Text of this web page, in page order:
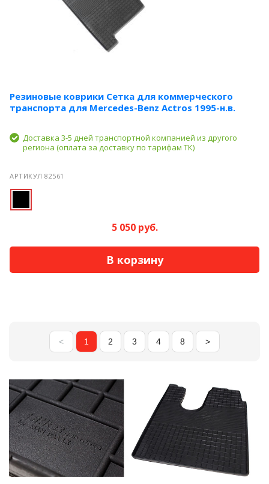
Резиновые коврики Сетка для коммерческого
транспорта для Mercedes-Benz Actros 1995-н.в.
Доставка 3-5 дней транспортной компанией из другого
региона (оплата за доставку по тарифам ТК)
АРТИКУЛ 82561
5 050 руб.
В корзину
< 1 2 3 4 8 >